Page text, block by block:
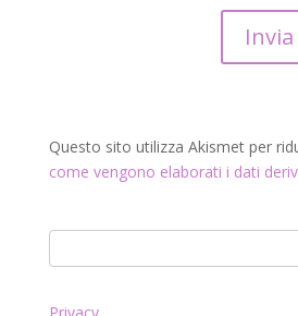
Questo sito utilizza Akismet per
come vengono elaborati i dati